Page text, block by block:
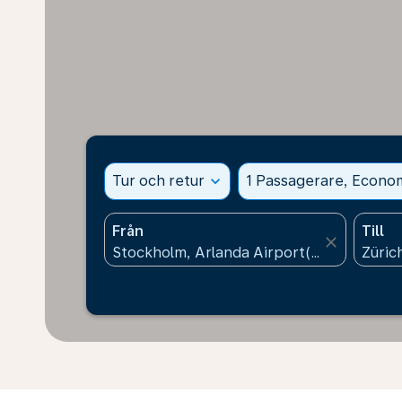
Tur och retur expand_more 1 Passagerare,
Från
close
Till